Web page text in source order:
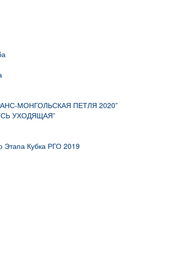
МОНГОЛЬСКАЯ ПЕТЛЯ 2020”
УХОДЯЩАЯ”
Этапа Кубка РГО 2019